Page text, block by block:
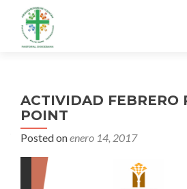
ACTIVIDAD FEBRERO
POINT
Posted onenero 14, 2017